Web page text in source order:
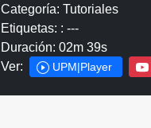
Categoría: Tutoriales
Etiquetas: : ---
Duración: 02m 39s
Ver:
UPM|Player